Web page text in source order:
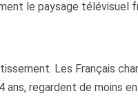
le paysage télévisuel
Les Français
regardent de moins